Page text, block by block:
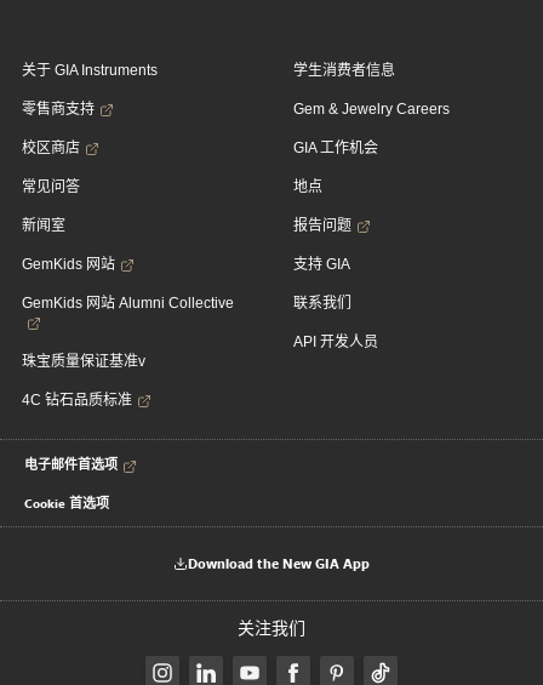
关于 GIA Instruments
零售商支持
校区商店
常见问答
新闻室
GemKids 网站
GemKids 网站 Alumni Collective
珠宝质量保证基准v
4C 钻石品质标准
学生消费者信息
Gem & Jewelry Careers
GIA 工作机会
地点
报告问题
支持 GIA
联系我们
API 开发人员
电子邮件首选项
Cookie 首选项
Download the New GIA App
关注我们